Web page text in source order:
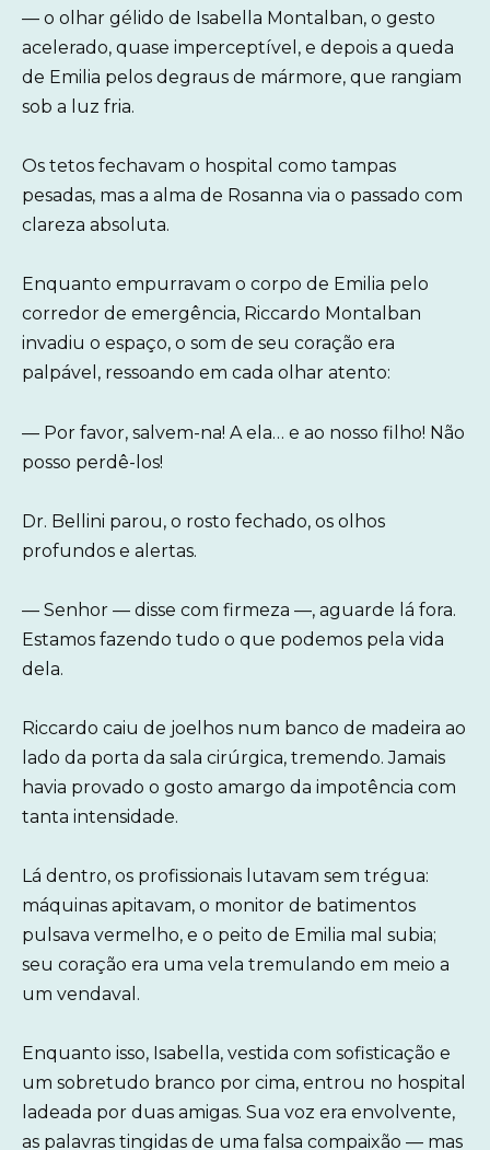
— o olhar gélido de Isabella Montalban, o gesto
acelerado, quase imperceptível, e depois a queda
de Emilia pelos degraus de mármore, que rangiam
sob a luz fria.
Os tetos fechavam o hospital como tampas
pesadas, mas a alma de Rosanna via o passado com
clareza absoluta.
Enquanto empurravam o corpo de Emilia pelo
corredor de emergência, Riccardo Montalban
invadiu o espaço, o som de seu coração era
palpável, ressoando em cada olhar atento:
— Por favor, salvem-na! A ela… e ao nosso filho! Não
posso perdê-los!
Dr. Bellini parou, o rosto fechado, os olhos
profundos e alertas.
— Senhor — disse com firmeza —, aguarde lá fora.
Estamos fazendo tudo o que podemos pela vida
dela.
Riccardo caiu de joelhos num banco de madeira ao
lado da porta da sala cirúrgica, tremendo. Jamais
havia provado o gosto amargo da impotência com
tanta intensidade.
Lá dentro, os profissionais lutavam sem trégua:
máquinas apitavam, o monitor de batimentos
pulsava vermelho, e o peito de Emilia mal subia;
seu coração era uma vela tremulando em meio a
um vendaval.
Enquanto isso, Isabella, vestida com sofisticação e
um sobretudo branco por cima, entrou no hospital
ladeada por duas amigas. Sua voz era envolvente,
as palavras tingidas de uma falsa compaixão — mas